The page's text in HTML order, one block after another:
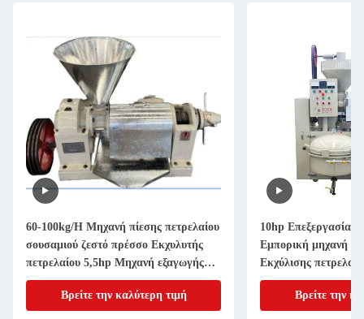
60-100kg/H Μηχανή πίεσης πετρελαίου
σουσαμιού ζεστό πρέσσο Εκχυλυτής
πετρελαίου 5,5hp Μηχανή εξαγωγής
πετρελαίου
Βρείτε την καλύτερη τιμή
10hp Επεξεργασία
Εμπορική μηχανή
Εκχύλισης
Βρείτε την